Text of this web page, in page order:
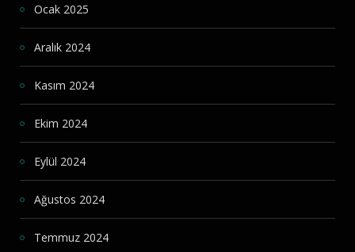
Ocak 2025
Aralık 2024
Kasım 2024
Ekim 2024
Eylül 2024
Ağustos 2024
Temmuz 2024